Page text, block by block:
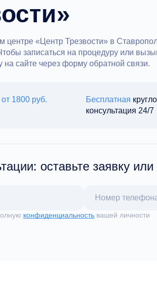
центре «Центр Трезвости» в
записаться на процедуру или
на сайте через форму обратной связи.
от 1800 руб. Бесплатная
консультация 24/7
оставьте заявку или
конфиденциальность вашей личности